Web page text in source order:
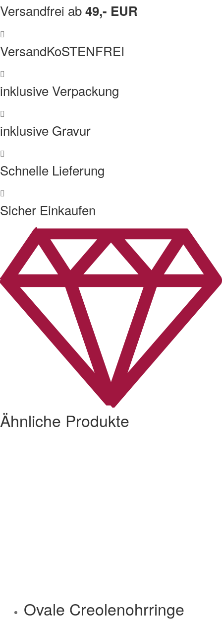
Versandfrei ab49,- EUR
VersandKoSTENFREI
inklusive Verpackung
inklusive Gravur
Schnelle Lieferung
Sicher Einkaufen
Ähnliche Produkte
Ovale Creolenohrringe